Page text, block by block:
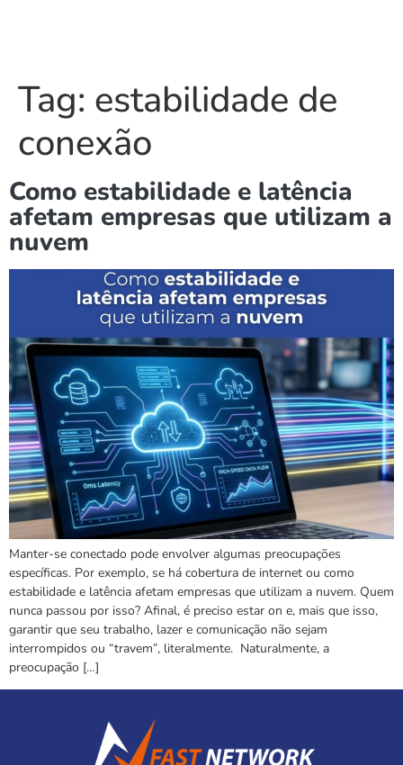
Tag: estabilidade de
conexão
Como estabilidade e latência
afetam empresas que utilizam a
nuvem
Manter-se conectado pode envolver algumas preocupações
específicas. Por exemplo, se há cobertura de internet ou como
estabilidade e latência afetam empresas que utilizam a nuvem. Quem
nunca passou por isso? Afinal, é preciso estar on e, mais que isso,
garantir que seu trabalho, lazer e comunicação não sejam
interrompidos ou “travem”, literalmente. Naturalmente, a
preocupação […]